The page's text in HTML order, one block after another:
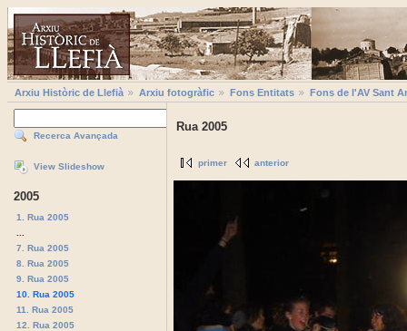
Arxiu Històric de Llefià Arxiu fotogràfic Fons Entitats Fons de l'AV Sant
Recerca Avançada
View Slideshow
2005
1. Rua 2005
7. Rua 2005
8. Rua 2005
9. Rua 2005
10. Rua 2005
11. Rua 2005
12. Rua 2005
Rua 2005
primer anterior